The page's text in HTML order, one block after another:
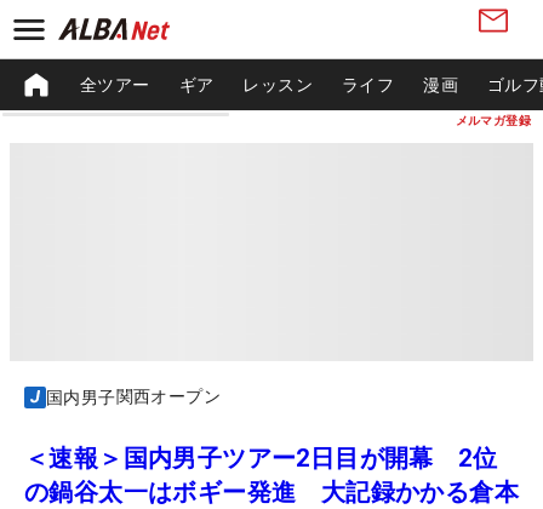
メルマガ登録
全ツアー ギア レッスン ライフ 漫画 ゴル
国内男子関西オープン
＜速報＞国内男子ツアー2日目が開幕 2位
の鍋谷太一はボギー発進 大記録かかる倉本